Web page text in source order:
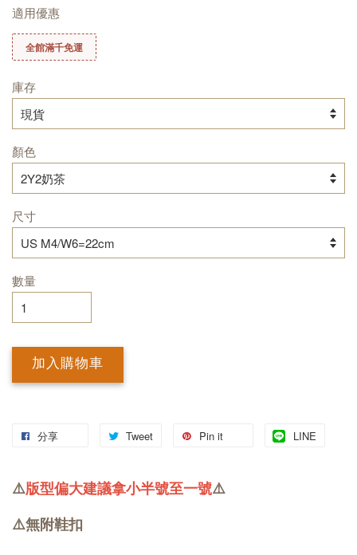
適用優惠
全館滿千免運
庫存
顏色
尺寸
數量
加入購物車
分享 Tweet Pin it LINE
⚠️版型偏大建議拿小半號至一號⚠️
⚠️無附鞋扣